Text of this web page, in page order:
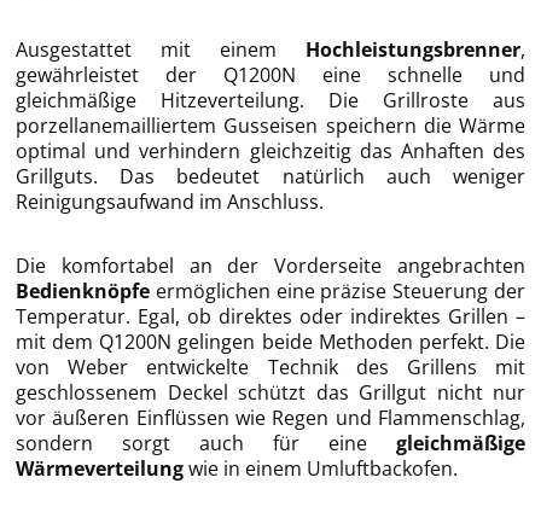
Ausgestattet mit einem Hochleistungsbrenner,
gewährleistet der Q1200N eine schnelle und
gleichmäßige Hitzeverteilung. Die Grillroste aus
porzellanemailliertem Gusseisen speichern die Wärme
optimal und verhindern gleichzeitig das Anhaften des
Grillguts. Das bedeutet natürlich auch weniger
Reinigungsaufwand im Anschluss.
Die komfortabel an der Vorderseite angebrachten
Bedienknöpfe ermöglichen eine präzise Steuerung der
Temperatur. Egal, ob direktes oder indirektes Grillen –
mit dem Q1200N gelingen beide Methoden perfekt. Die
von Weber entwickelte Technik des Grillens mit
geschlossenem Deckel schützt das Grillgut nicht nur
vor äußeren Einflüssen wie Regen und Flammenschlag,
sondern sorgt auch für eine gleichmäßige
Wärmeverteilungwie in einem Umluftbackofen.